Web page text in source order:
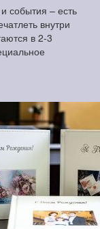
события – есть
внутри
в 2-3